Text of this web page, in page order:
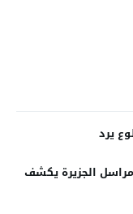
يرد
الجزيرة يكشف